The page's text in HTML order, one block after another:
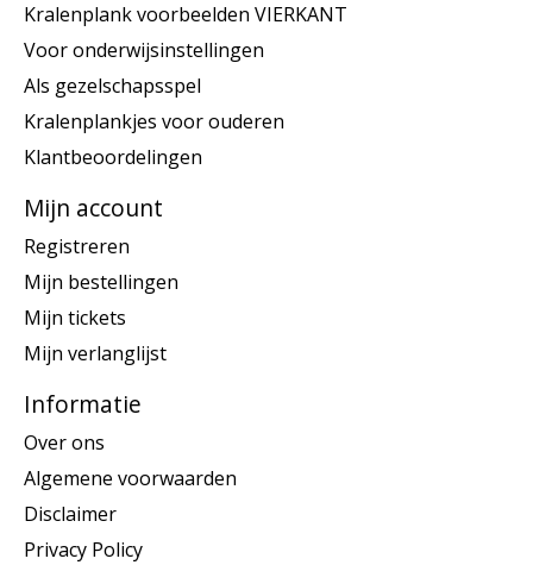
Kralenplank voorbeelden VIERKANT
Voor onderwijsinstellingen
Als gezelschapsspel
Kralenplankjes voor ouderen
Klantbeoordelingen
Mijn account
Registreren
Mijn bestellingen
Mijn tickets
Mijn verlanglijst
Informatie
Over ons
Algemene voorwaarden
Disclaimer
Privacy Policy